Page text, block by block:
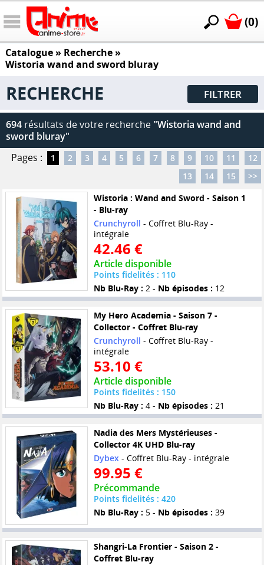
(0)
Catalogue» Recherche »
Wistoria wand and sword bluray
RECHERCHE FILTRER
694 résultats de votre recherche "Wistoria wand and
sword bluray"
Pages :
1 2 3 4 5 6 7 8 9 10 11
12
13
14 15
>>
Wistoria : Wand and Sword - Saison 1
- Blu-ray
Crunchyroll - Coffret Blu-Ray -
intégrale
42.46 €
Article disponible
Points fidelités : 110
Nb Blu-Ray : 2 - Nb épisodes : 12
My Hero Academia - Saison 7 -
Collector - Coffret Blu-ray
Crunchyroll - Coffret Blu-Ray -
intégrale
53.10 €
Article disponible
Points fidelités : 150
Nb Blu-Ray : 4 - Nb épisodes : 21
Nadia des Mers Mystérieuses -
Collector 4K UHD Blu-ray
Dybex- Coffret Blu-Ray - intégrale
99.95 €
Précommande
Points fidelités : 420
Nb Blu-Ray : 5 - Nb épisodes : 39
Shangri-La Frontier - Saison 2 -
Coffret Blu-ray